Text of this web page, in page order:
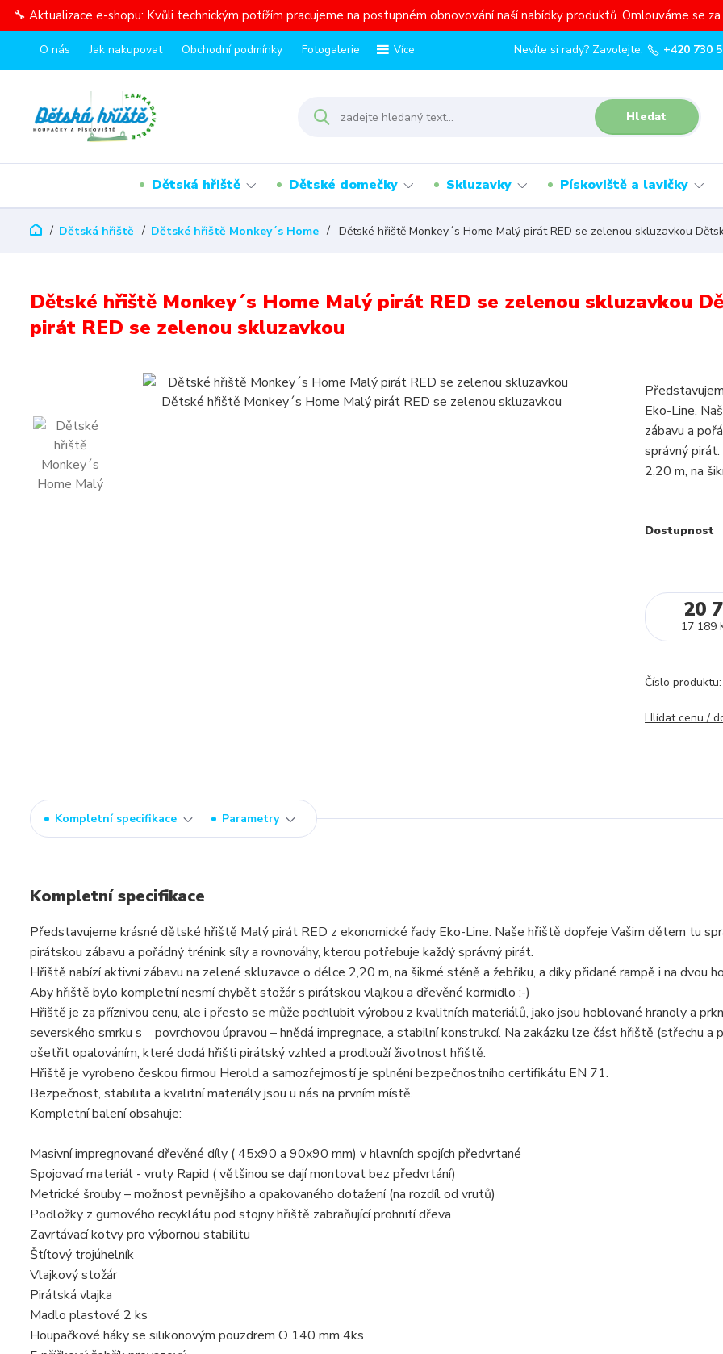
🔧 Aktualizace e-shopu: Kvůli technickým potížím pracujeme na postupném obnovování naší nabídky produktů. Omlouváme se
O nás Jak nakupovat Obchodní podmínky Fotogalerie Více
Hledat
Nevíte si rady? Zavolejte. +420 730
Dětská hřiště Dětské domečky Skluzavky Pískoviště a lavičky
Dětská hřiště Dětské hřiště Monkey´s Home Dětské hřiště Monkey´s Home Malý pirát RED se zelenou skluzavkou
Dětské hřiště Monkey´s Home Malý pirát RED se zelenou skluzavkou
pirát RED se zelenou skluzavkou
Eko-Line.
zábavu a
správný
2,20 m, na
Dostupnost
20
17 189
Číslo produktu:
Hlídat cenu /
Kompletní specifikace Parametry
Kompletní specifikace
Představujeme krásné dětské hřiště Malý pirát RED z ekonomické řady Eko-Line. Naše hřiště dopřeje Vašim dětem tu
pirátskou zábavu a pořádný trénink síly a rovnováhy, kterou potřebuje každý správný pirát.
Hřiště nabízí aktivní zábavu na zelené skluzavce o délce 2,20 m, na šikmé stěně a žebříku, a díky přidané rampě i na dvou
Aby hřiště bylo kompletní nesmí chybět stožár s pirátskou vlajkou a dřevěné kormidlo :-)
Hřiště je za příznivou cenu, ale i přesto se může pochlubit výrobou z kvalitních materiálů, jako jsou hoblované hranoly a
severského smrku s povrchovou úpravou – hnědá impregnace, a stabilní konstrukcí. Na zakázku lze část hřiště (střechu a
ošetřit opalováním, které dodá hřišti pirátský vzhled a prodlouží životnost hřiště.
Hřiště je vyrobeno českou firmou Herold a samozřejmostí je splnění bezpečnostního certifikátu EN 71.
Bezpečnost, stabilita a kvalitní materiály jsou u nás na prvním místě.
Kompletní balení obsahuje:
Masivní impregnované dřevěné díly ( 45x90 a 90x90 mm) v hlavních spojích předvrtané
Spojovací materiál - vruty Rapid ( většinou se dají montovat bez předvrtání)
Metrické šrouby – možnost pevnějšího a opakovaného dotažení (na rozdíl od vrutů)
Podložky z gumového recyklátu pod stojny hřiště zabraňující prohnití dřeva
Zavrtávací kotvy pro výbornou stabilitu
Štítový trojúhelník
Vlajkový stožár
Pirátská vlajka
Madlo plastové 2 ks
Houpačkové háky se silikonovým pouzdrem O 140 mm 4ks